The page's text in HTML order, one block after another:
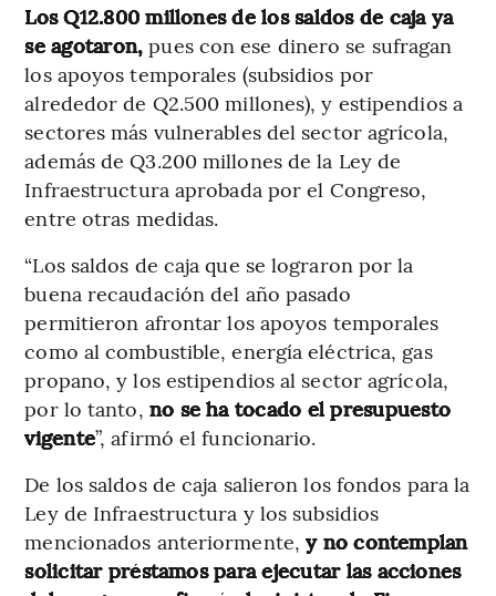
Los Q12.800 millones de los saldos de caja ya
se agotaron, pues con ese dinero se sufragan
los apoyos temporales (subsidios por
alrededor de Q2.500 millones), y estipendios a
sectores más vulnerables del sector agrícola,
además de Q3.200 millones de la Ley de
Infraestructura aprobada por el Congreso,
entre otras medidas.
“Los saldos de caja que se lograron por la
buena recaudación del año pasado
permitieron afrontar los apoyos temporales
como al combustible, energía eléctrica, gas
propano, y los estipendios al sector agrícola,
por lo tanto, no se ha tocado el presupuesto
vigente”, afirmó el funcionario.
De los saldos de caja salieron los fondos para la
Ley de Infraestructura y los subsidios
mencionados anteriormente,y no contemplan
solicitar préstamos para ejecutar las acciones